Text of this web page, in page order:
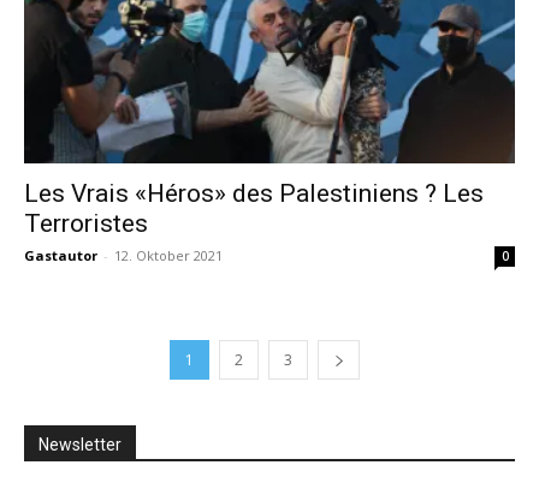
Les Vrais «Héros» des Palestiniens ? Les
Terroristes
Gastautor - 12. Oktober 2021 0
1 2 3
Newsletter